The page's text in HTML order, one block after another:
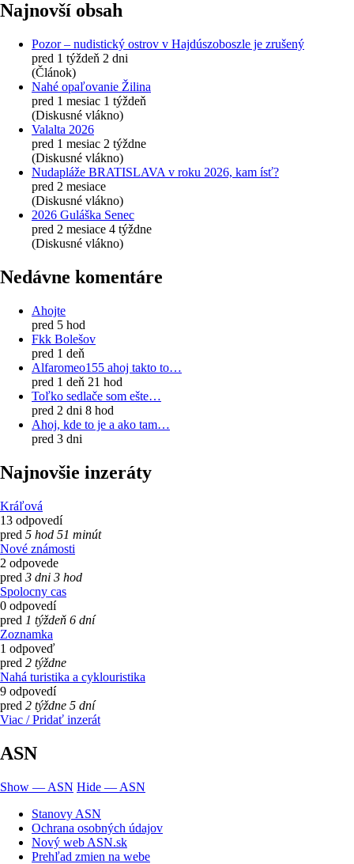
Najnovší obsah
Pozor – nudistický ostrov v Hajdúszoboszle je zrušený
pred 1 týždeň 2 dni
(Článok)
Nahé opaľovanie Žilina
pred 1 mesiac 1 týždeň
(Diskusné vlákno)
Valalta 2026
pred 1 mesiac 2 týždne
(Diskusné vlákno)
Nudapláže BRATISLAVA v roku 2026, kam ísť?
pred 2 mesiace
(Diskusné vlákno)
2026 Guláška Senec
pred 2 mesiace 4 týždne
(Diskusné vlákno)
Nedávne komentáre
Ahojte
pred 5 hod
Fkk Bolešov
pred 1 deň
Alfaromeo155 ahoj takto to…
pred 1 deň 21 hod
Toľko sedlače som ešte…
pred 2 dni 8 hod
Ahoj, kde to je a ako tam…
pred 3 dni
Najnovšie inzeráty
Kráľová
13 odpovedí
pred 5 hod 51 minút
Nové známosti
2 odpovede
pred 3 dni 3 hod
Spolocny cas
0 odpovedí
pred 1 týždeň 6 dní
Zoznamka
1 odpoveď
pred 2 týždne
Nahá turistika a cyklouristika
9 odpovedí
pred 2 týždne 5 dní
Viac / Pridať inzerát
ASN
Show — ASN Hide — ASN
Stanovy ASN
Ochrana osobných údajov
Nový web ASN.sk
Prehľad zmien na webe